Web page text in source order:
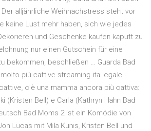
alljährliche Weihnachstress steht vor
keine Lust mehr haben, sich wie jedes
und Geschenke kaufen kaputt zu
nur einen Gutschein für eine
bekommen, beschließen … Guarda Bad
più cattive streaming ita legale -
c'è una mamma ancora più cattiva:
(Kristen Bell) e Carla (Kathryn Hahn Bad
Bad Moms 2 ist ein Komödie von
Lucas mit Mila Kunis, Kristen Bell und